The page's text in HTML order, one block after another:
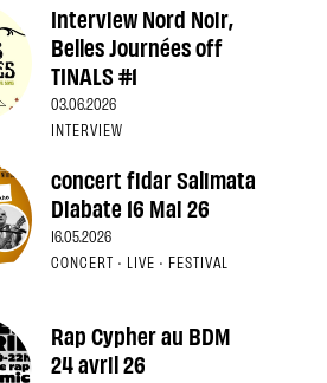
Interview Nord Noir,
Belles Journées off
TINALS #1
03.06.2026
INTERVIEW
concert fidar Salimata
Diabate 16 Mai 26
16.05.2026
CONCERT · LIVE · FESTIVAL
Rap Cypher au BDM
24 avril 26